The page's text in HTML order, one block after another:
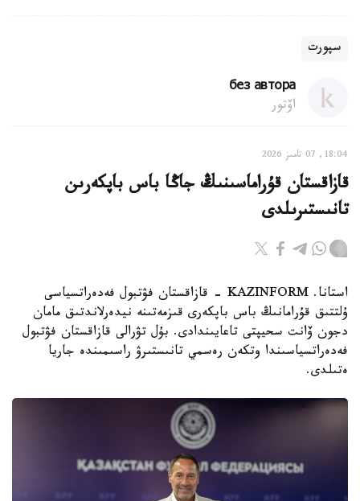
سپورت
без автора
اۆتور
18:04, 07 تامىز 2026
قازاقستان قۇراماسىنىڭ جاڭا باس باپكەرىن
تانىستىرىلدى
استانا. KAZINFORM - قازاقستان فۋتبول فەدەراتسياسى
ۇلتتىق قۇرامانىڭ باس باپكەرى قىزمەتىنە نيدەرلاندتىق مامان
دجون ۆانت سحيپتى تاعايىندادى. بۇل تۋرالى قازاقستان فۋتبول
فەدەراتسياسىندا وتكەن رەسمي تانىستىرۋ راسىمىندە جاريا
ەتىلدى.